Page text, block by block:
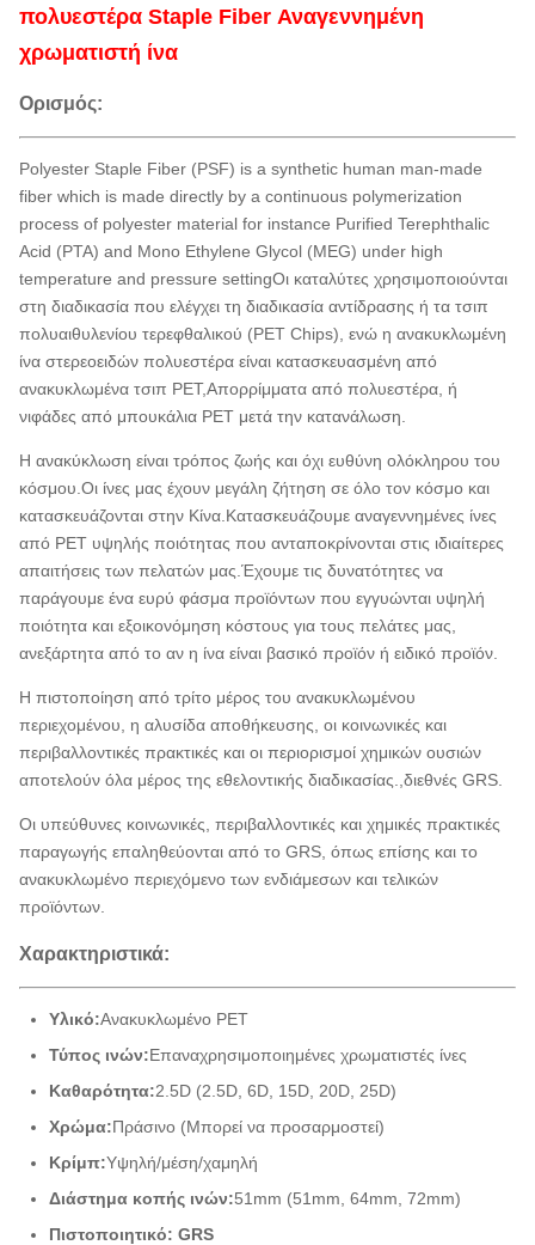
πολυεστέρα Staple Fiber Αναγεννημένη
χρωματιστή ίνα
Ορισμός:
Polyester Staple Fiber (PSF) is a synthetic human man-made
fiber which is made directly by a continuous polymerization
process of polyester material for instance Purified Terephthalic
Acid (PTA) and Mono Ethylene Glycol (MEG) under high
temperature and pressure settingΟι καταλύτες χρησιμοποιούνται
στη διαδικασία που ελέγχει τη διαδικασία αντίδρασης ή τα τσιπ
πολυαιθυλενίου τερεφθαλικού (PET Chips), ενώ η ανακυκλωμένη
ίνα στερεοειδών πολυεστέρα είναι κατασκευασμένη από
ανακυκλωμένα τσιπ PET,Απορρίμματα από πολυεστέρα, ή
νιφάδες από μπουκάλια PET μετά την κατανάλωση.
Η ανακύκλωση είναι τρόπος ζωής και όχι ευθύνη ολόκληρου του
κόσμου.Οι ίνες μας έχουν μεγάλη ζήτηση σε όλο τον κόσμο και
κατασκευάζονται στην Κίνα.Κατασκευάζουμε αναγεννημένες ίνες
από PET υψηλής ποιότητας που ανταποκρίνονται στις ιδιαίτερες
απαιτήσεις των πελατών μας.Έχουμε τις δυνατότητες να
παράγουμε ένα ευρύ φάσμα προϊόντων που εγγυώνται υψηλή
ποιότητα και εξοικονόμηση κόστους για τους πελάτες μας,
ανεξάρτητα από το αν η ίνα είναι βασικό προϊόν ή ειδικό προϊόν.
Η πιστοποίηση από τρίτο μέρος του ανακυκλωμένου
περιεχομένου, η αλυσίδα αποθήκευσης, οι κοινωνικές και
περιβαλλοντικές πρακτικές και οι περιορισμοί χημικών ουσιών
αποτελούν όλα μέρος της εθελοντικής διαδικασίας.,διεθνές GRS.
Οι υπεύθυνες κοινωνικές, περιβαλλοντικές και χημικές πρακτικές
παραγωγής επαληθεύονται από το GRS, όπως επίσης και το
ανακυκλωμένο περιεχόμενο των ενδιάμεσων και τελικών
προϊόντων.
Χαρακτηριστικά:
Υλικό:Ανακυκλωμένο PET
Τύπος ινών:Επαναχρησιμοποιημένες χρωματιστές ίνες
Καθαρότητα:2.5D (2.5D, 6D, 15D, 20D, 25D)
Χρώμα:Πράσινο (Μπορεί να προσαρμοστεί)
Κρίμπ:Υψηλή/μέση/χαμηλή
Διάστημα κοπής ινών:51mm (51mm, 64mm, 72mm)
Πιστοποιητικό: GRS